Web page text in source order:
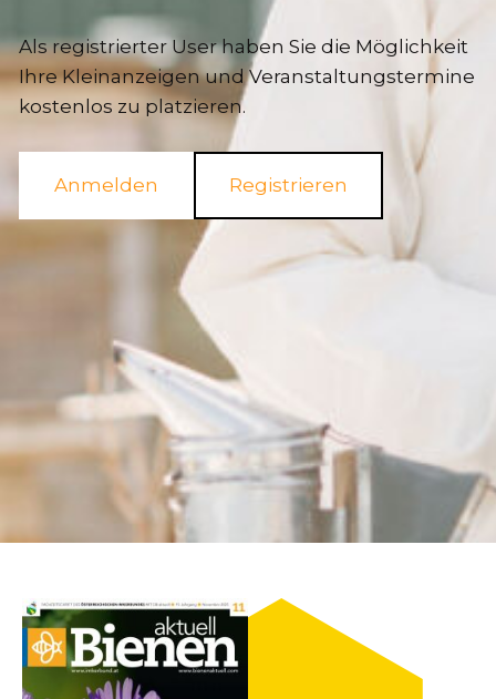
Als registrierter User haben Sie die Möglichkeit
Ihre Kleinanzeigen und Veranstaltungstermine
kostenlos zu platzieren.
Anmelden Registrieren